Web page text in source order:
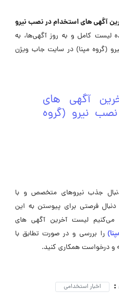
آگهی های استخدام در نصب نیرو
کامل و به روز آگهی‌ها، به
(گروه مپنا) در سایت جاب ویژن
آگهی های
نیرو (گروه
جذب نیروهای متخصص و با
فرصتی برای پیوستن به این
می‌کنیم لیست آخرین آگهی های
را بررسی و در صورت تطابق با
و درخواست همکاری کنید.
: اخبار استخدامی